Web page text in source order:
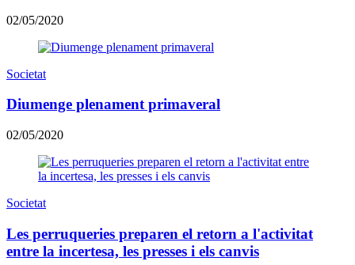
02/05/2020
Societat
Diumenge plenament primaveral
02/05/2020
Societat
Les perruqueries preparen el retorn a l'activitat
entre la incertesa, les presses i els canvis